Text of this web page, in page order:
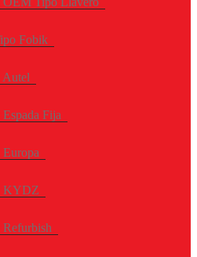
Fobik
Autel
Fija
KYDZ
Refurbish